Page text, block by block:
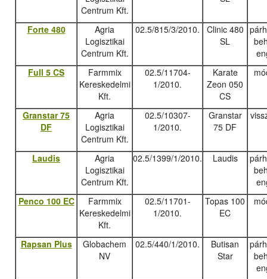
Centrum Kft.
Forte 480
Agria
Logisztikai
Centrum Kft.
02.5/815/3/2010.
Clinic 480
SL
Full 5 CS
Farmmix
Kereskedelmi
Kft.
02.5/11704-
1/2010.
Karate
Zeon 050
CS
Granstar 75
DF
Agria
Logisztikai
Centrum Kft.
02.5/10307-
1/2010.
Granstar
75 DF
Laudis
Agria
Logisztikai
Centrum Kft.
02.5/1399/1/2010. Laudis
Penco 100 EC
Farmmix
Kereskedelmi
Kft.
02.5/11701-
1/2010.
Topas 100
EC
Rapsan Plus
Globachem
NV
02.5/440/1/2010.
Butisan
Star